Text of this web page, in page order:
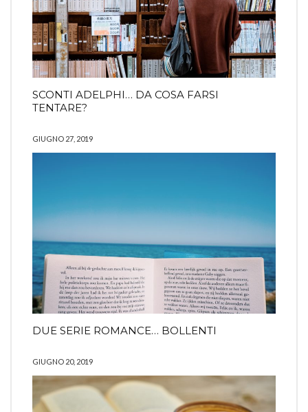
SCONTI ADELPHI… DA COSA FARSI
TENTARE?
GIUGNO 27, 2019
DUE SERIE ROMANCE… BOLLENTI
GIUGNO 20, 2019